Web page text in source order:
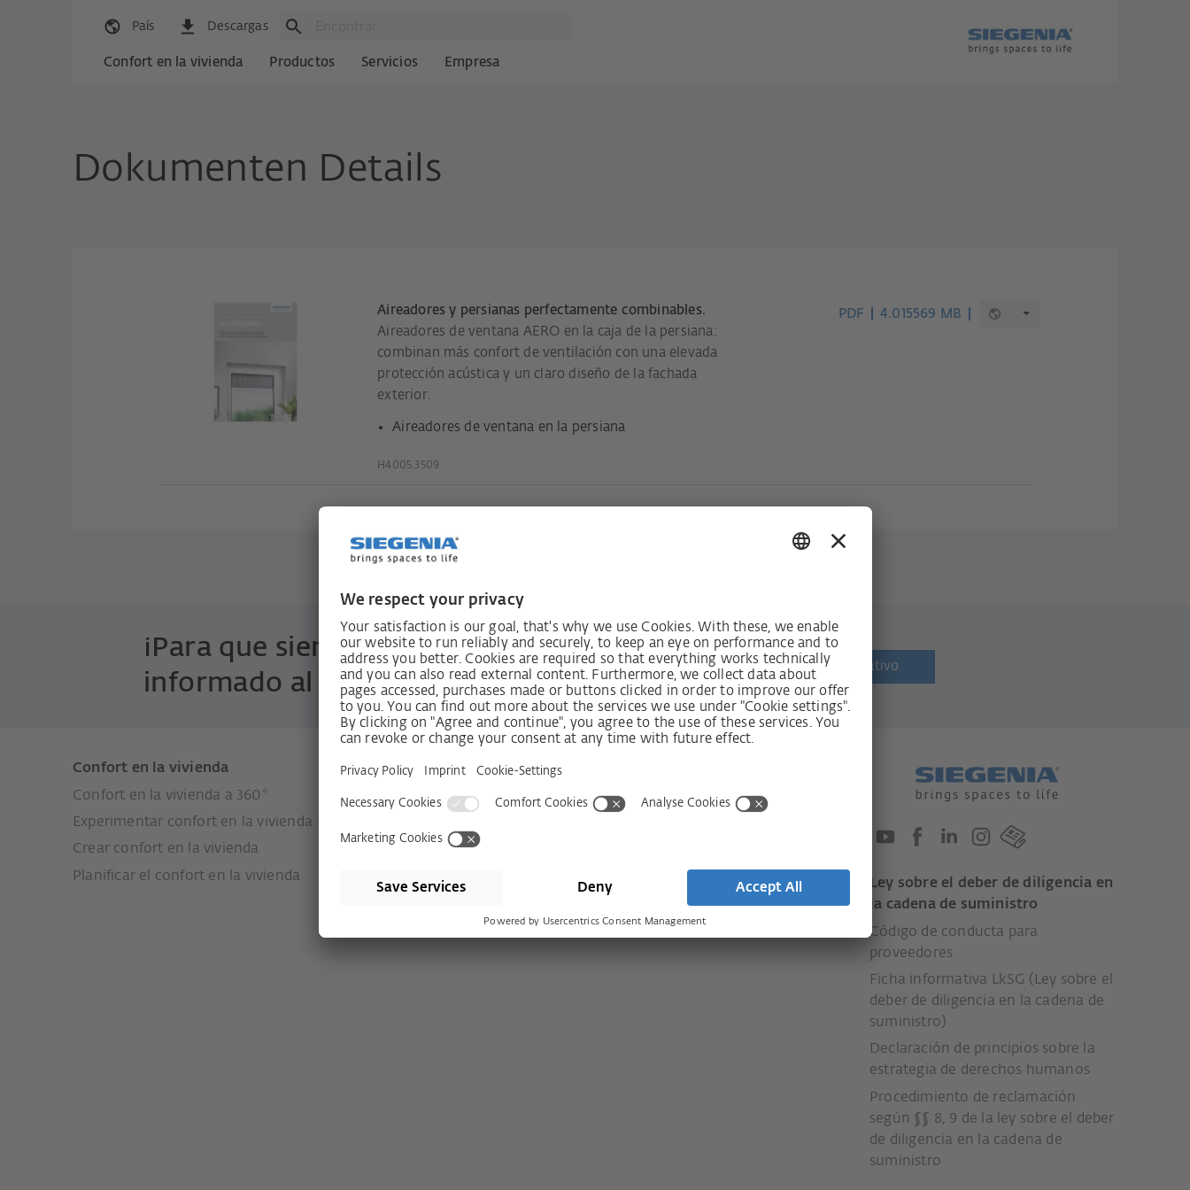
País Descargas
Confort en la vivienda Productos Servicios Empresa
Dokumenten Details
Aireadores y persianas perfectamente combinables.
Aireadores de ventana AERO en la caja de la persiana:
combinan más confort de ventilación con una elevada
protección acústica y un claro diseño de la fachada
exterior.
Aireadores de ventana en la persiana
H4005.3509
PDF 4.015569 MB
¡Para que siempre estés
informado al detalle!
Recibir boletín informativo
Confort en la vivienda
Confort en la vivienda a 360°
Experimentar confort en la vivienda
Crear confort en la vivienda
Planificar el confort en la vivienda
Productos
Sistemas para ventanas
Sistemas para correderas
Shop
Visit shop
Contacto
Nuestros valores
Compromiso social
Ley sobre el deber de diligencia en
la cadena de suministro
Código de conducta para
proveedores
Ficha informativa LkSG (Ley sobre el
deber de diligencia en la cadena de
suministro)
Declaración de principios sobre la
estrategia de derechos humanos
Procedimiento de reclamación
según §§ 8, 9 de la ley sobre el deber
de diligencia en la cadena de
suministro